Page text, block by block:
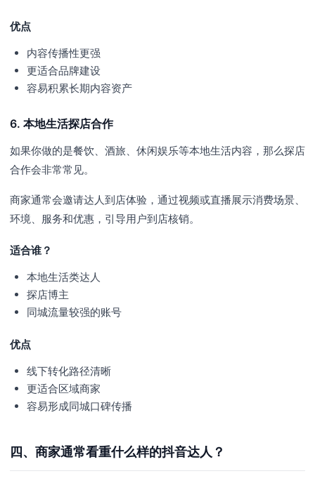
优点
内容传播性更强
更适合品牌建设
容易积累长期内容资产
6. 本地生活探店合作
如果你做的是餐饮、酒旅、休闲娱乐等本地生活内容，那么探店
合作会非常常见。
商家通常会邀请达人到店体验，通过视频或直播展示消费场景、
环境、服务和优惠，引导用户到店核销。
适合谁？
本地生活类达人
探店博主
同城流量较强的账号
优点
线下转化路径清晰
更适合区域商家
容易形成同城口碑传播
四、商家通常看重什么样的抖音达人？